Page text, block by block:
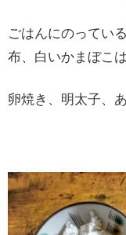
ごはんにのってい
布、白いかまぼこ
卵焼き、明太子、